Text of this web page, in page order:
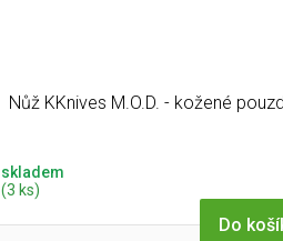
Nůž KKnives M.O.D. - kožené
skladem
(3 ks)
Do